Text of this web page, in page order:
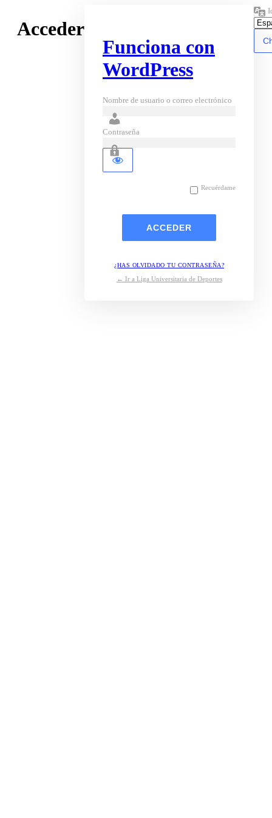
Acceder
Funciona con
WordPress
Nombre de usuario o correo electrónico
Contraseña
Recuérdame
¿HAS OLVIDADO TU CONTRASEÑA?
← Ir a Liga Universitaria de Deportes